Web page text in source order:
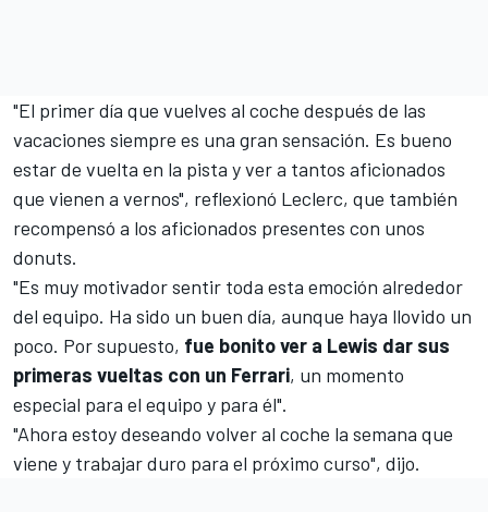
"El primer día que vuelves al coche después de las
vacaciones siempre es una gran sensación. Es bueno
estar de vuelta en la pista y ver a tantos aficionados
que vienen a vernos", reflexionó Leclerc, que también
recompensó a los aficionados presentes con unos
donuts.
"Es muy motivador sentir toda esta emoción alrededor
del equipo. Ha sido un buen día, aunque haya llovido un
poco. Por supuesto, fue bonito ver a Lewis dar sus
primeras vueltas con un Ferrari, un momento
especial para el equipo y para él".
"Ahora estoy deseando volver al coche la semana que
viene y trabajar duro para el próximo curso", dijo.